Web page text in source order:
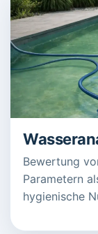
Bewertung
Parametern
hygienische